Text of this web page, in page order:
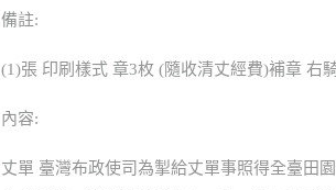
備註:
(1)張 印刷樣式 章3枚 (隨收清丈經費)補章 右
內容:
丈單 臺灣布政使司為掣給丈單事照得全臺田